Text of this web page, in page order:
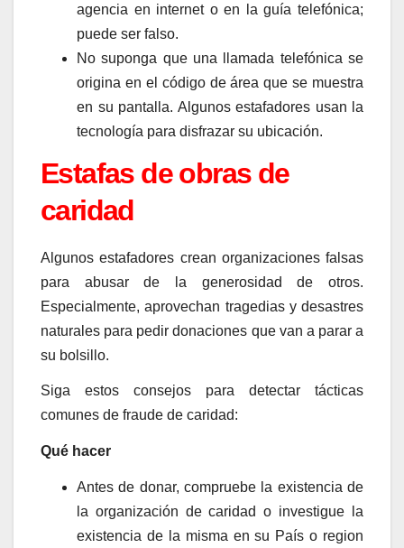
agencia en internet o en la guía telefónica;
puede ser falso.
No suponga que una llamada telefónica se
origina en el código de área que se muestra
en su pantalla. Algunos estafadores usan la
tecnología para disfrazar su ubicación.
Estafas de obras de
caridad
Algunos estafadores crean organizaciones falsas
para abusar de la generosidad de otros.
Especialmente, aprovechan tragedias y desastres
naturales para pedir donaciones que van a parar a
su bolsillo.
Siga estos consejos para detectar tácticas
comunes de fraude de caridad:
Qué hacer
Antes de donar, compruebe la existencia de
la organización de caridad o investigue la
existencia de la misma en su País o region